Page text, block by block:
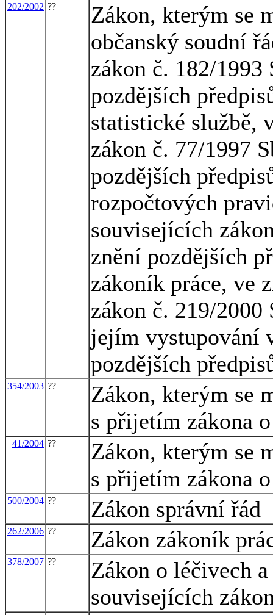
202/2002 ??
Zákon, kterým se
občanský soudní
zákon č. 182/1993
pozdějších
statistické službě,
zákon č. 77/1997
pozdějších
rozpočtových
souvisejících
znění pozdějších
zákoník práce, ve
zákon č. 219/
jejím vystupování
pozdějších
354/2003 ??
Zákon, kterým se
s přijetím zákona
41/2004 ??
Zákon, kterým se
s přijetím zákona
500/2004 ?? Zákon správní řád
262/2006 ?? Zákon zákoník
378/2007 ??
Zákon o léčivech
souvisejících